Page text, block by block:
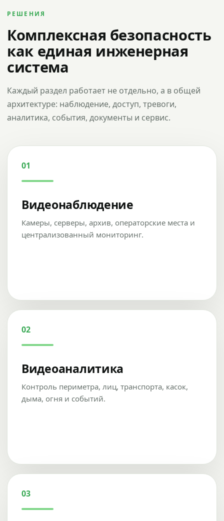
РЕШЕНИЯ
Комплексная безопасность
как единая инженерная
система
Каждый раздел работает не отдельно, а в общей
архитектуре: наблюдение, доступ, тревоги,
аналитика, события, документы и сервис.
01
Видеонаблюдение
Камеры, серверы, архив, операторские места и
централизованный мониторинг.
02
Видеоаналитика
Контроль периметра, лиц, транспорта, касок,
дыма, огня и событий.
03